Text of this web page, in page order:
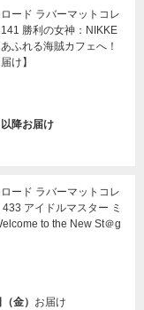
ード ラバーマットコレ
勝利の女神：NIKKE
ふれる海賊カフェへ！
け】
降お届け
ード ラバーマットコレ
アイドルマスター ミ
to the New St＠g
金） お届け